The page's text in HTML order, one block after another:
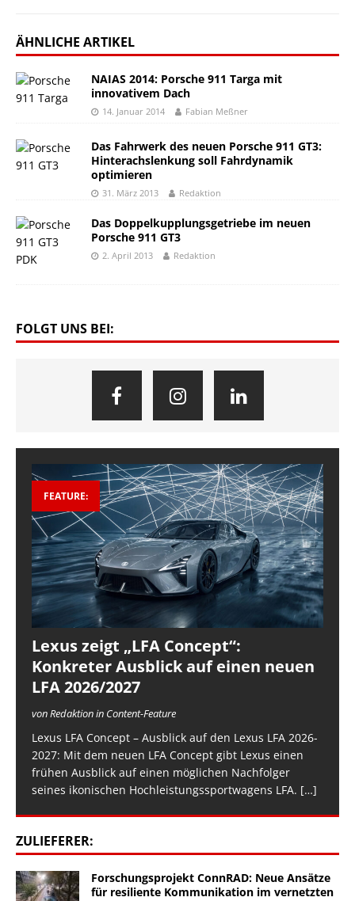
ÄHNLICHE ARTIKEL
NAIAS 2014: Porsche 911 Targa mit
innovativem Dach
14. Januar 2014 Fabian Meßner
Das Fahrwerk des neuen Porsche 911 GT3:
Hinterachslenkung soll Fahrdynamik
optimieren
31. März 2013 Redaktion
Das Doppelkupplungsgetriebe im neuen
Porsche 911 GT3
2. April 2013 Redaktion
FOLGT UNS BEI:
FEATURE:
Lexus zeigt „LFA Concept“:
Konkreter Ausblick auf einen neuen
LFA 2026/2027
von Redaktion in Content-Feature
Lexus LFA Concept – Ausblick auf den Lexus LFA 2026-
2027: Mit dem neuen LFA Concept gibt Lexus einen
frühen Ausblick auf einen möglichen Nachfolger
seines ikonischen Hochleistungssportwagens LFA. […]
ZULIEFERER:
Forschungsprojekt ConnRAD: Neue Ansätze
für resiliente Kommunikation im vernetzten